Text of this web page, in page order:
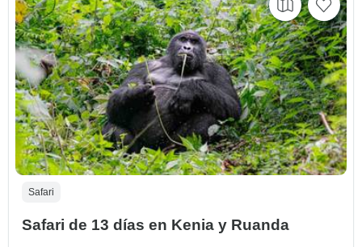
Safari
Safari de 13 días en Kenia y Ruanda